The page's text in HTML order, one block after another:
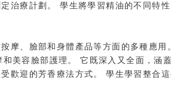
治療計劃。 學生將學習精油的不同特
摩、臉部和身體產品等方面的多種應
美容臉部護理。 它既深入又全面，涵
歡迎的芳香療法方式。 學生學習整合